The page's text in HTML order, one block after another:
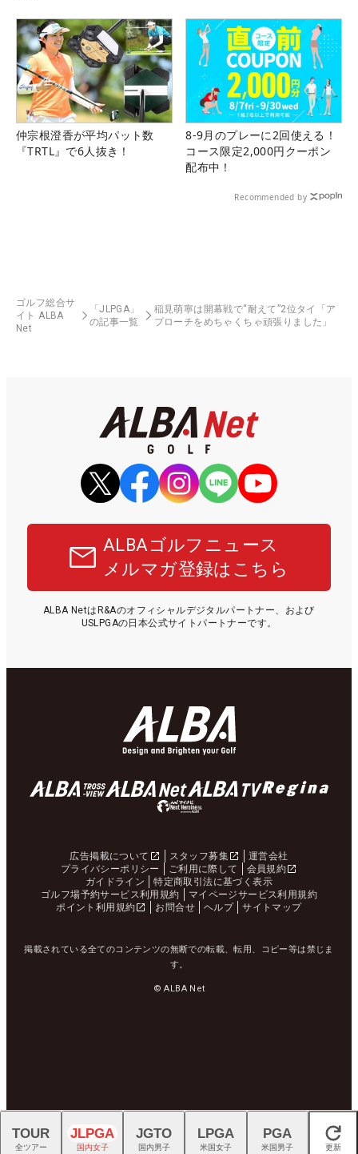
仲宗根澄香が平均パット数
『TRTL』で6人抜き！
8-9月のプレーに2回使える！
コース限定2,000円クーポン
配布中！
Recommended by
ゴルフ総合サ
イト ALBA
Net
「JLPGA」
の記事一覧
稲見萌寧は開幕戦で“耐えて”2位タイ「ア
プローチをめちゃくちゃ頑張りました」
ALBAゴルフニュース
メルマガ登録はこちら
ALBA NetはR&Aのオフィシャルデジタルパートナー、および
USLPGAの日本公式サイトパートナーです。
広告掲載について スタッフ募集
運営会社
プライバシーポリシー
ご利用に際して
会員規約
ガイドライン
特定商取引法に基づく表示
ゴルフ場予約サービス利用規約
マイページサービス利用規約
ポイント利用規約
お問合せ ヘルプ サイトマップ
掲載されている全てのコンテンツの無断での転載、転用、コピー等は禁じま
す。
© ALBA Net
閉じる
TOUR
全ツアー
JLPGA
国内女子
JGTO
国内男子
LPGA
米国女子
PGA
米国男子 更新